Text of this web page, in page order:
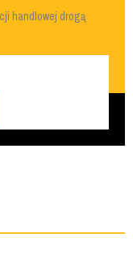
handlowej drogą